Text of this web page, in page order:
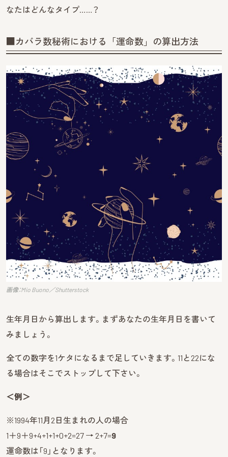
なたはどんなタイプ……？
■カバラ数秘術における「運命数」の算出方法
画像：Mio Buono／Shutterstock
生年月日から算出します。まずあなたの生年月日を書いて
みましょう。
全ての数字を1ケタになるまで足していきます。11と22にな
る場合はそこでストップして下さい。
＜例＞
※1994年11月2日生まれの人の場合
1＋9＋9+4+1+1+0+2=27 → 2+7=9
運命数は「9」となります。